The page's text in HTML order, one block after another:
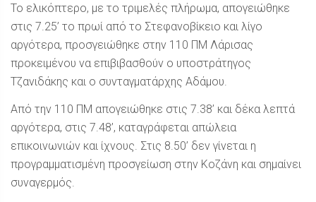
Το ελικόπτερο, με το τριμελές πλήρωμα, απογειώθηκε
στις 7.25’ το πρωί από το Στεφανοβίκειο και λίγο
αργότερα, προσγειώθηκε στην 110 ΠΜ Λάρισας
προκειμένου να επιβιβασθούν ο υποστράτηγος
Τζανιδάκης και ο συνταγματάρχης Αδάμου.
Από την 110 ΠΜ απογειώθηκε στις 7.38’ και δέκα λεπτά
αργότερα, στις 7.48’, καταγράφεται απώλεια
επικοινωνιών και ίχνους. Στις 8.50’ δεν γίνεται η
προγραμματισμένη προσγείωση στην Κοζάνη και σημαίνει
συναγερμός.